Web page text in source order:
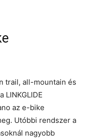
trail, all-mountain és
LINKGLIDE
az e-bike
Utóbbi rendszer a
nagyobb